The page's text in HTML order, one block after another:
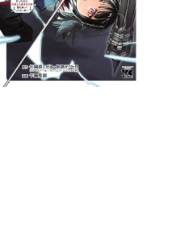
白い？
氏がゲームの魅力を画面や操作の
していく、硬派で骨太な評論連載
本語
スボス」… ゲームにまつわる言葉